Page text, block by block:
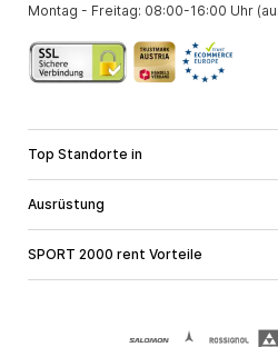
Montag - Freitag: 08:00-16:00 Uhr
Top Standorte in
Steiermark
Vorarlberg
Ausrüstung
SPORT 2000 rent Vorteile